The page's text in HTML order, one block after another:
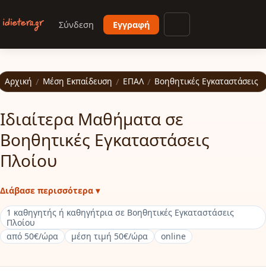
Σύνδεση Εγγραφή
Αρχική / Μέση Εκπαίδευση / ΕΠΑΛ / Βοηθητικές Εγκαταστάσεις
Ιδιαίτερα Μαθήματα σε
Βοηθητικές Εγκαταστάσεις
Πλοίου
Διάβασε περισσότερα ▾
1 καθηγητής ή καθηγήτρια σε Βοηθητικές Εγκαταστάσεις
Πλοίου
από 50€/ώρα
μέση τιμή 50€/ώρα online